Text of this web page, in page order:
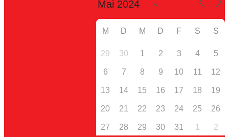
M D M D F S S
29 30 1 2 3 4 5
6 7 8 9 10 11 12
13 14 15 16 17 18 19
20 21 22 23 24 25 26
27 28 29 30 31 1 2